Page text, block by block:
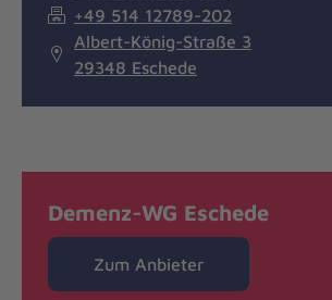
+49 514 12789-202
Albert-König-Straße 3
29348 Eschede
Demenz-WG Eschede
Zum Anbieter